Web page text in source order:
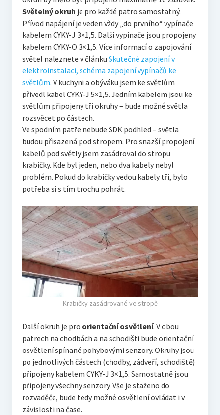
Světelný okruh je pro každé patro samostatný.
Přívod napájení je veden vždy „do prvního“ vypínače
kabelem CYKY-J 3×1,5. Další vypínače jsou propojeny
kabelem CYKY-O 3×1,5. Více informací o zapojování
světel naleznete v článku Skutečné zapojení v
elektroinstalaci, schéma zapojení vypínačů ke
světlům. V kuchyni a obýváku jsem ke světlům
přivedl kabel CYKY-J 5×1,5. Jedním kabelem jsou ke
světlům připojeny tři okruhy – bude možné světla
rozsvěcet po částech.
Ve spodním patře nebude SDK podhled – světla
budou přisazená pod stropem. Pro snazší propojení
kabelů pod světly jsem zasádroval do stropu
krabičky. Kde byl jeden, nebo dva kabely nebyl
problém. Pokud do krabičky vedou kabely tři, bylo
potřeba si s tím trochu pohrát.
Krabičky zasádrované ve stropě
Další okruh je pro orientační osvětlení. V obou
patrech na chodbách a na schodišti bude orientační
osvětlení spínané pohybovými senzory. Okruhy jsou
po jednotlivých částech (chodby, zádveří, schodiště)
připojeny kabelem CYKY-J 3×1,5. Samostatně jsou
připojeny všechny senzory. Vše je staženo do
rozvaděče, bude tedy možné osvětlení ovládat i v
závislosti na čase.